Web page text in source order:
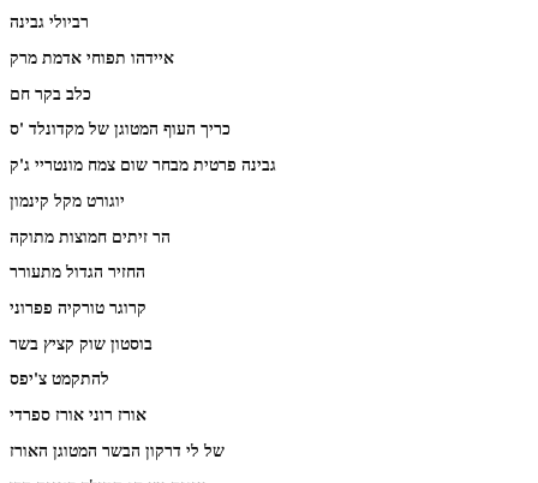
רביולי גבינה
איידהו תפוחי אדמת מרק
כלב בקר חם
כריך העוף המטוגן של מקדונלד 'ס
גבינה פרטית מבחר שום צמח מונטריי ג'ק
יוגורט מקל קינמון
הר זיתים חמוצות מתוקה
החזיר הגדול מתעורר
קרוגר טורקיה פפרוני
בוסטון שוק קציץ בשר
להתקמט צ'יפס
אורז רוני אורז ספרדי
של לי דרקון הבשר המטוגן האורז